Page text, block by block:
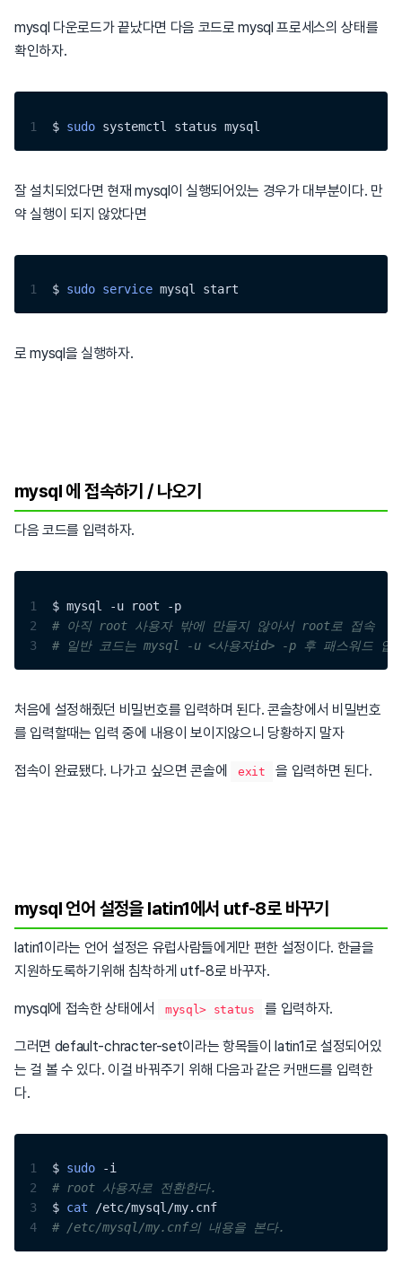
mysql 다운로드가 끝났다면 다음 코드로 mysql 프로세스의 상태를
확인하자.
1 $ sudo systemctl status mysql
잘 설치되었다면 현재 mysql이 실행되어있는 경우가 대부분이다. 만
약 실행이 되지 않았다면
1 $ sudo service mysql start
로 mysql을 실행하자.
mysql 에 접속하기 / 나오기
다음 코드를 입력하자.
1
$ mysql -u root -p
2
# 아직 root 사용자 밖에 만들지 않아서 root로 접속
3
# 일반 코드는 mysql -u <사용자id> -p 후 패스워드 입
처음에 설정해줬던 비밀번호를 입력하며 된다. 콘솔창에서 비밀번호
를 입력할때는 입력 중에 내용이 보이지않으니 당황하지 말자
접속이 완료됐다. 나가고 싶으면 콘솔에 exit 을 입력하면 된다.
mysql 언어 설정을 latin1에서 utf-8로 바꾸기
latin1이라는 언어 설정은 유럽사람들에게만 편한 설정이다. 한글을
지원하도록하기위해 침착하게 utf-8로 바꾸자.
mysql에 접속한 상태에서 mysql> status 를 입력하자.
그러면 default-chracter-set이라는 항목들이 latin1로 설정되어있
는 걸 볼 수 있다. 이걸 바꿔주기 위해 다음과 같은 커맨드를 입력한
다.
1 $ sudo -i
2
# root 사용자로 전환한다.
3
$ cat /etc/mysql/my.cnf
4
# /etc/mysql/my.cnf의 내용을 본다.